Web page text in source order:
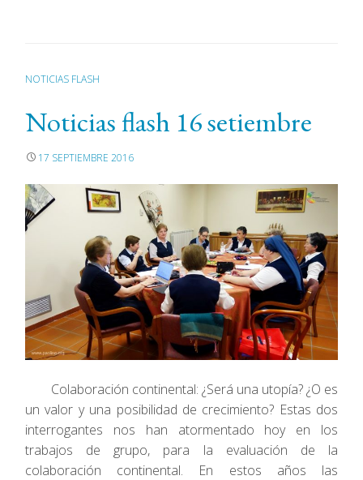
NOTICIAS FLASH
Noticias flash 16 setiembre
17 SEPTIEMBRE 2016
Colaboración continental: ¿Será una utopía? ¿O es
un valor y una posibilidad de crecimiento? Estas dos
interrogantes nos han atormentado hoy en los
trabajos de grupo, para la evaluación de la
colaboración continental. En estos años las